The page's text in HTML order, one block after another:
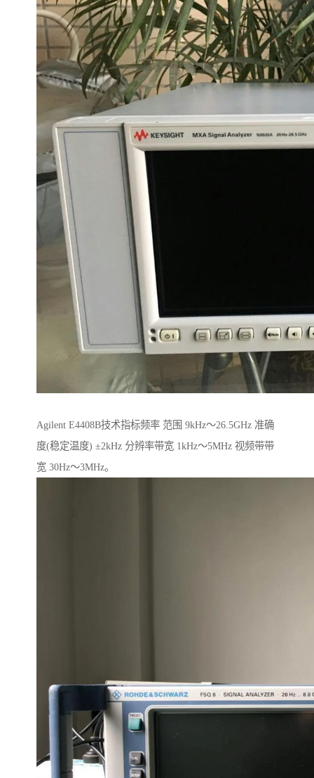
Agilent E4408B技术指标频率 范围 9kHz～26.5GHz 准确
度(稳定温度) ±2kHz 分辨率带宽 1kHz～5MHz 视频带带
宽 30Hz～3MHz。